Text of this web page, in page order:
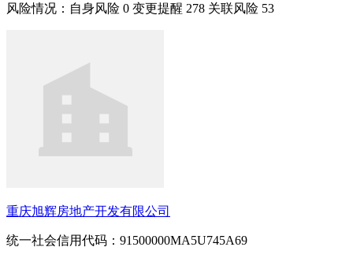
风险情况：自身风险 0 变更提醒 278 关联风险 53
重庆旭辉房地产开发有限公司
统一社会信用代码：91500000MA5U745A69